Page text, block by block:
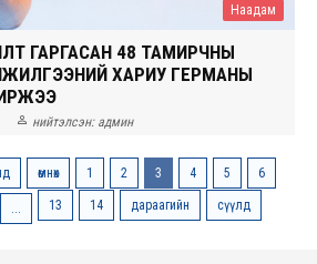
Наадам
ГАРГАСАН 48 ТАМИРЧНЫ
ХАРИУ ГЕРМАНЫ
 нийтэлсэн: админ
өмнөх 1 2 3 4 5 6
... 13 14 дараагийн сүүлд